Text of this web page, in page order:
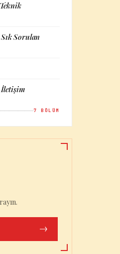
Sorulan
7 BÖLÜM